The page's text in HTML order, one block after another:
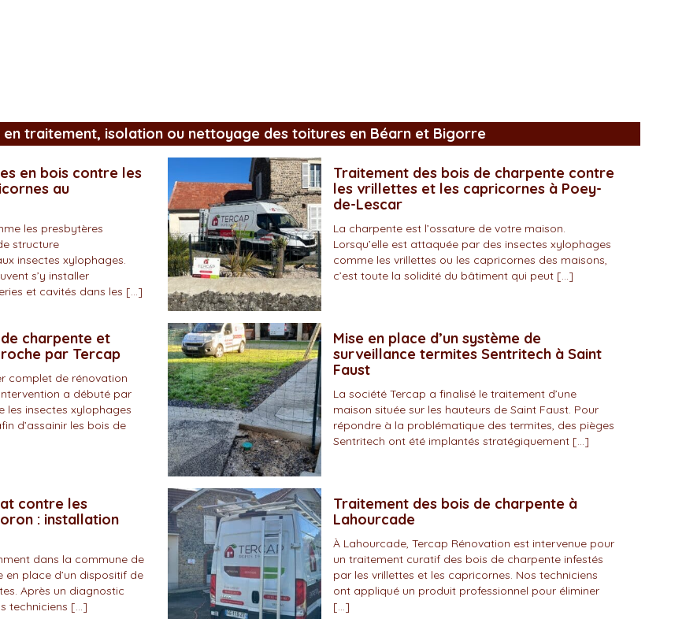
traitement, isolation ou nettoyage des toitures en Béarn et Bigorre
en bois contre les
au
les presbytères
structure
insectes xylophages.
s’y installer
et cavités dans les […]
Traitement des bois de charpente contre
les vrillettes et les capricornes à Poey-
de-Lescar
La charpente est l’ossature de votre maison.
Lorsqu’elle est attaquée par des insectes xylophages
comme les vrillettes ou les capricornes des maisons,
c’est toute la solidité du bâtiment qui peut […]
charpente et
par Tercap
complet de rénovation
a débuté par
les insectes xylophages
d’assainir les bois de
Mise en place d’un système de
surveillance termites Sentritech à Saint
Faust
La société Tercap a finalisé le traitement d’une
maison située sur les hauteurs de Saint Faust. Pour
répondre à la problématique des termites, des pièges
Sentritech ont été implantés stratégiquement […]
contre les
: installation
dans la commune de
en place d’un dispositif de
Après un diagnostic
techniciens […]
Traitement des bois de charpente à
Lahourcade
À Lahourcade, Tercap Rénovation est intervenue pour
un traitement curatif des bois de charpente infestés
par les vrillettes et les capricornes. Nos techniciens
ont appliqué un produit professionnel pour éliminer
[…]